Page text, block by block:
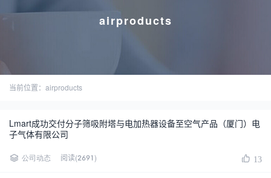
airproducts
当前位置：airproducts
Lmart成功交付分子筛吸附塔与电加热器设备至空气产品（厦门）电
子气体有限公司
公司动态 阅读(2691) 13